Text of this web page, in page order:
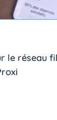
le réseau